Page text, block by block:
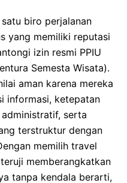
biro perjalanan
yang memiliki reputasi
izin resmi PPIU
Semesta Wisata).
aman karena mereka
informasi, ketepatan
serta
terstruktur dengan
memilih travel
memberangkatkan
tanpa kendala berarti,